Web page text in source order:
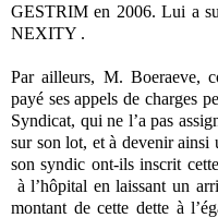
GESTRIM en 2006. Lui a
NEXITY .
Par ailleurs, M. Boeraeve,
payé ses appels de charges
Syndicat, qui ne l’a pas
sur son lot, et à devenir
son syndic ont-ils inscrit
à l’hôpital en laissant un
montant de cette dette à